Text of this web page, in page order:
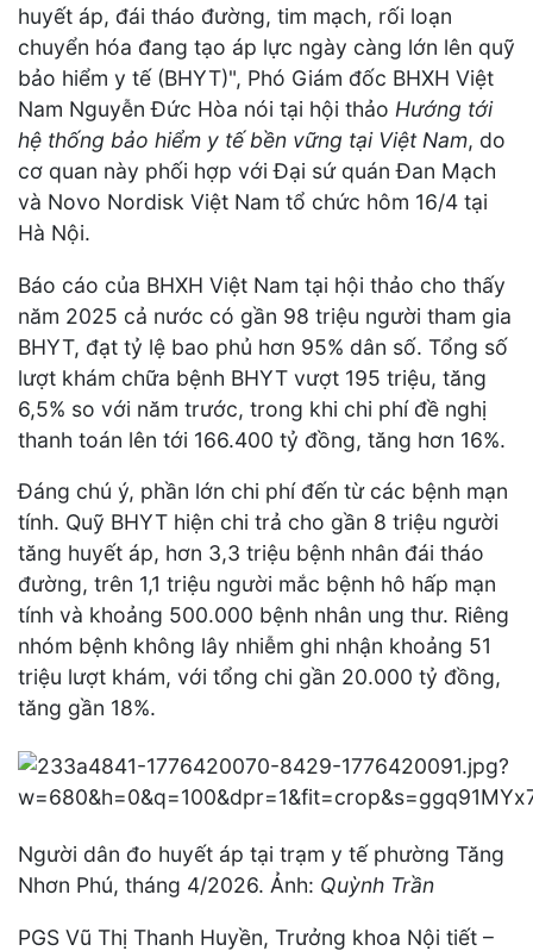
huyết áp, đái tháo đường, tim mạch, rối loạn
chuyển hóa đang tạo áp lực ngày càng lớn lên quỹ
bảo hiểm y tế (BHYT)", Phó Giám đốc BHXH Việt
Nam Nguyễn Đức Hòa nói tại hội thảo Hướng tới
hệ thống bảo hiểm y tế bền vững tại Việt Nam, do
cơ quan này phối hợp với Đại sứ quán Đan Mạch
và Novo Nordisk Việt Nam tổ chức hôm 16/4 tại
Hà Nội.
Báo cáo của BHXH Việt Nam tại hội thảo cho thấy
năm 2025 cả nước có gần 98 triệu người tham gia
BHYT, đạt tỷ lệ bao phủ hơn 95% dân số. Tổng số
lượt khám chữa bệnh BHYT vượt 195 triệu, tăng
6,5% so với năm trước, trong khi chi phí đề nghị
thanh toán lên tới 166.400 tỷ đồng, tăng hơn 16%.
Đáng chú ý, phần lớn chi phí đến từ các bệnh mạn
tính. Quỹ BHYT hiện chi trả cho gần 8 triệu người
tăng huyết áp, hơn 3,3 triệu bệnh nhân đái tháo
đường, trên 1,1 triệu người mắc bệnh hô hấp mạn
tính và khoảng 500.000 bệnh nhân ung thư. Riêng
nhóm bệnh không lây nhiễm ghi nhận khoảng 51
triệu lượt khám, với tổng chi gần 20.000 tỷ đồng,
tăng gần 18%.
Người dân đo huyết áp tại trạm y tế phường Tăng
Nhơn Phú, tháng 4/2026. Ảnh: Quỳnh Trần
PGS Vũ Thị Thanh Huyền, Trưởng khoa Nội tiết –